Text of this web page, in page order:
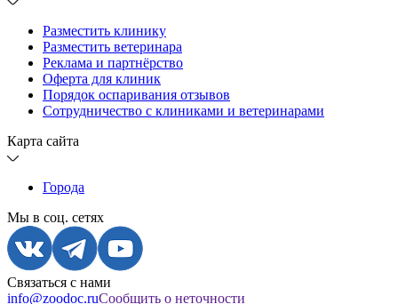
Разместить клинику
Разместить ветеринара
Реклама и партнёрство
Оферта для клиник
Порядок оспаривания отзывов
Сотрудничество с клиниками и ветеринарами
Карта сайта
Города
Мы в соц. сетях
Связаться с нами
info@zoodoc.ruСообщить о неточности